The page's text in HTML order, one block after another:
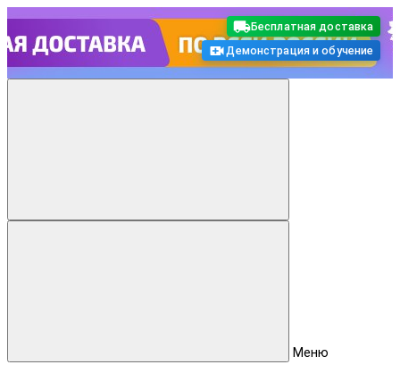
Меню
Бесплатная доставка
Демонстрация и обучение